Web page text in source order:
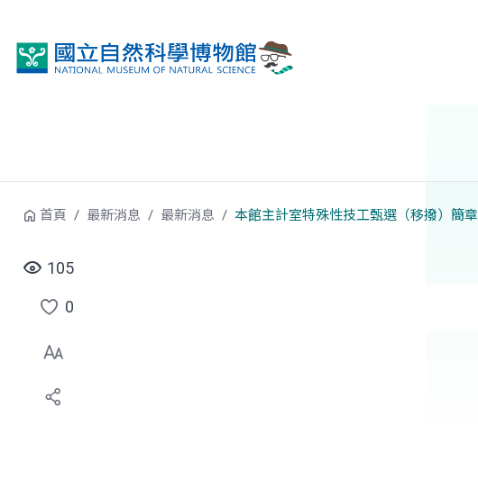
首頁 最新消息 最新消息 本館主計室特殊性技工甄選（移撥）簡章
105
點
選
喜
0